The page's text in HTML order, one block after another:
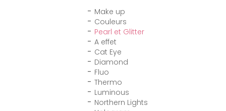
Make up
Couleurs
Pearl et Glitter
A effet
Cat Eye
Diamond
Fluo
Thermo
Luminous
Northern Lights